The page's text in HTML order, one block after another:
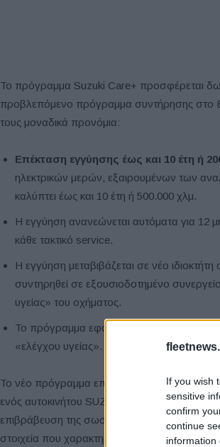
If you wish
sensitive
confirm
continue
information
Το πρόγραμμα Suzuki Care+ προσφέρεται
προβλεπόμενο πρόγραμμα συντήρησης στο
τους μοναδικά προνόμια:
Επέκταση εγγύησης έως και 10 έτη ή
ηλεκτρικών μερών, εξαιρουμένων των
καλύπτει έως και 10 έτη ή 500.000 χλμ.
Η εγγύηση ανανεώνεται αυτόματα για 12
κάθε τακτικό service.
Η εγγύηση μεταβιβάζεται σε νέο
συντηρηθεί σε εξουσιοδοτημένο
υγείας» του οχήματος.
Το πρόγραμμα εφαρμόζεται και σε
«ελέγχου υγείας».
Το νέο πρόγραμμα επέκτασης εγγύησης
ενός αυτοκινήτου SUZUKI, προσφέροντας
επιβράβευση της σωστής συντήρησης.
στοιχεία που χαρακτηρίζουν την εταιρεία.